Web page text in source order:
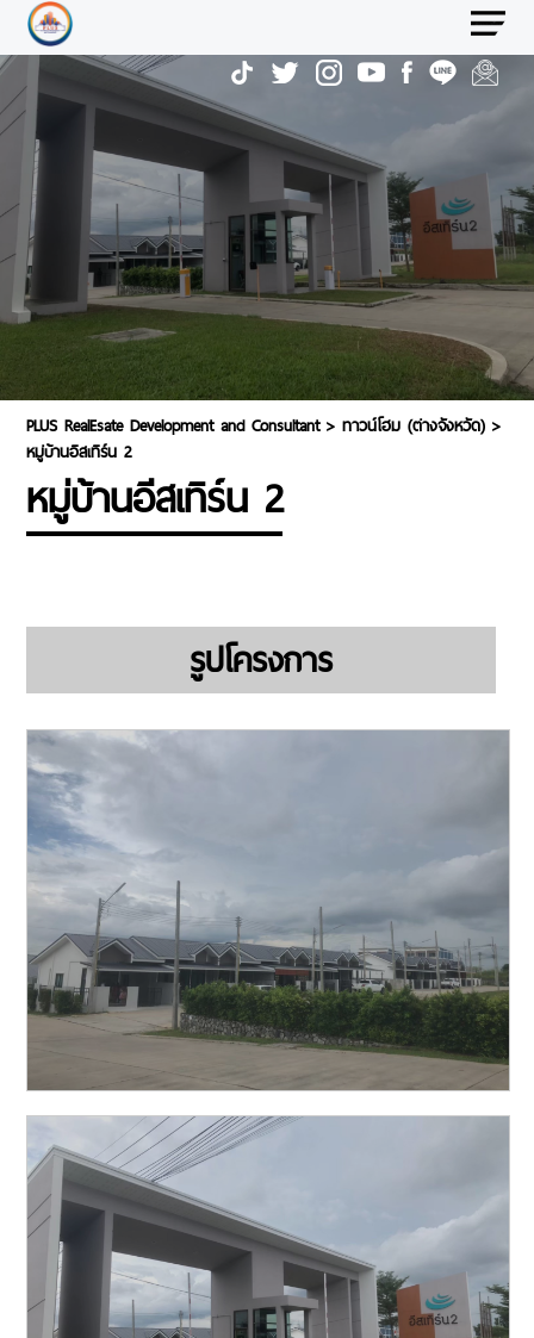
PLUS RealEsate Development and Consultant>ทาวน์โฮม (ต่างจังหวัด) >
หมู่บ้านอีสเทิร์น 2
หมู่บ้านอีสเทิร์น 2
รูปโครงการ